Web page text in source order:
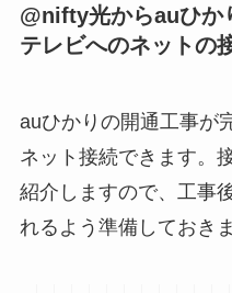
@nifty光からauひか
テレビへのネットの
auひかりの開通工事が
ネット接続できます。
紹介しますので、工事
れるよう準備しておき